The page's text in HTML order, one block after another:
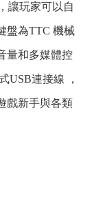
讓玩家可以自
盤為TTC 機械
量和多媒體控
USB連接線 ，
戲新手與各類